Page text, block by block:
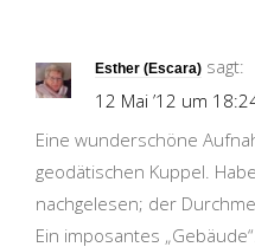
Esther (Escara) sagt:
12 Mai ’12 um
Eine wunderschöne
geodätischen Kuppel.
nachgelesen; der
Ein imposantes